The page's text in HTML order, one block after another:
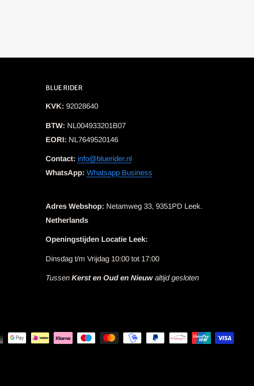
BLUE RIDER
KVK: 92028640
BTW: NL004933201B07
EORI: NL7649520146
Contact: info@bluerider.nl
WhatsApp: Whatsapp Business
Adres Webshop: Netamweg 33, 9351PD Leek.
Netherlands
Openingstijden Locatie Leek:
Dinsdag t/m Vrijdag 10:00 tot 17:00
Tussen Kerst en Oud en Nieuwaltijd gesloten